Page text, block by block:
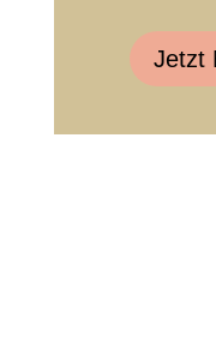
Jetzt